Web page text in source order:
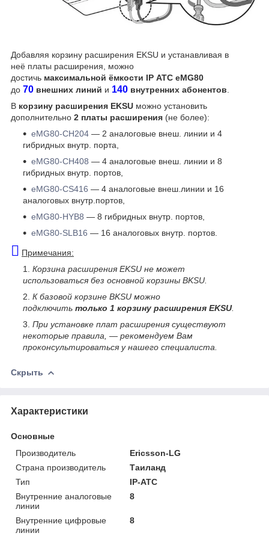
Добавляя корзину расширения EKSU и устанавливая в
неё платы расширения, можно
достичь максимальной ёмкости IP АТС eMG80
до 70 внешних линий и 140 внутренних абонентов
В корзину расширения EKSU можно установить
дополнительно 2 платы расширения (не более):
eMG80-CH204 ― 2 аналоговые внеш. линии и 4
гибридных внутр. порта,
eMG80-CH408 ― 4 аналоговые внеш. линии и 8
гибридных внутр. портов,
eMG80-CS416 ― 4 аналоговые внеш.линии и 16
аналоговых внутр.портов,
eMG80-HYB8 ― 8 гибридных внутр. портов,
eMG80-SLB16 ― 16 аналоговых внутр. портов.
Примечания:
Корзина расширения EKSU не может
использоваться без основной корзины BKSU
К базовой корзине BKSU можно
подключить только 1 корзину расширения EKSU.
При установке плат расширения существуют
некоторые правила, ― рекомендуем Вам
проконсультироваться у нашего специалиста.
Скрыть
Характеристики
Основные
Производитель
Ericsson-LG
Страна производитель
Таиланд
Тип
IP-АТС
Внутренние аналоговые
линии
8
Внутренние цифровые
линии
8